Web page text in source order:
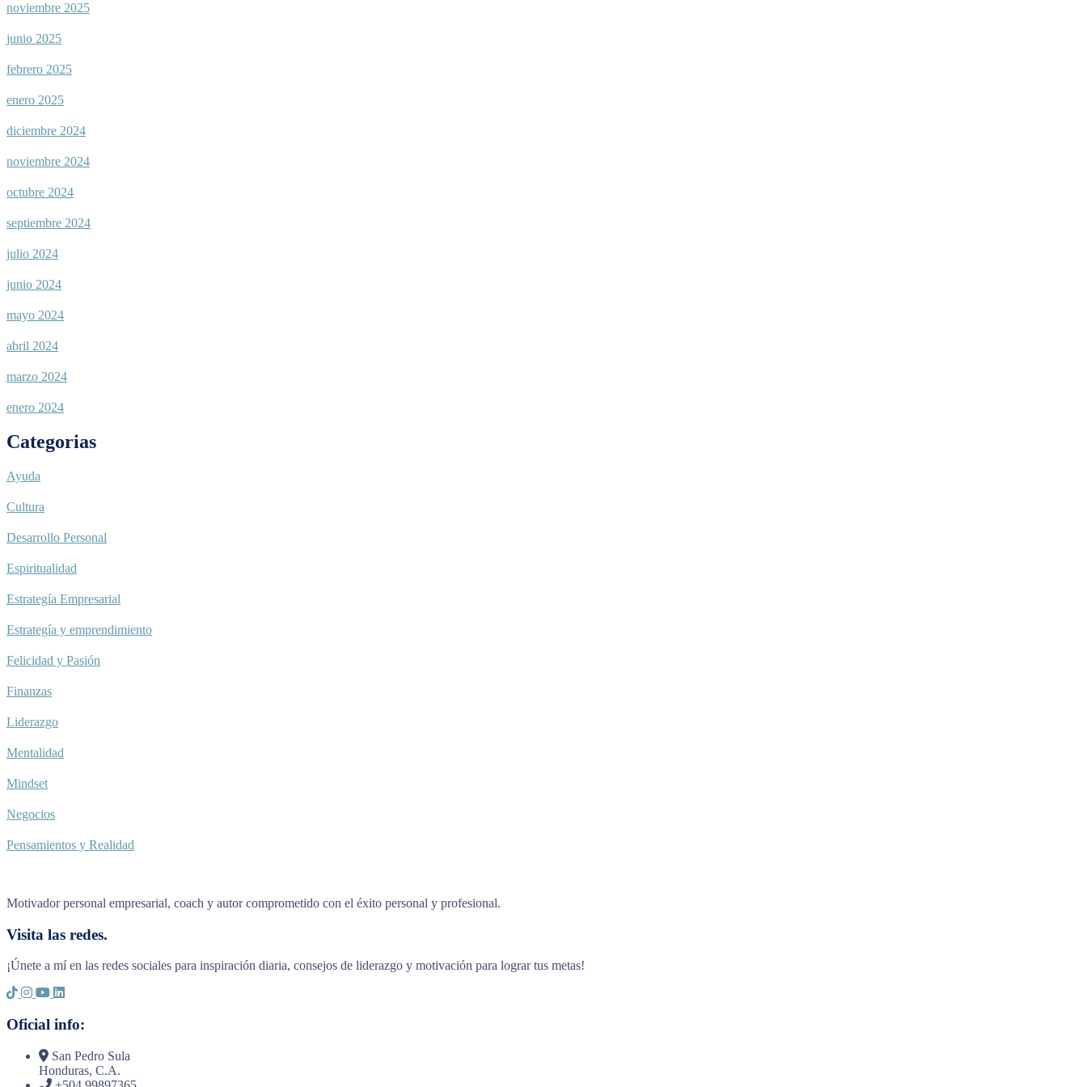
noviembre 2025
junio 2025
febrero 2025
enero 2025
diciembre 2024
noviembre 2024
octubre 2024
septiembre 2024
julio 2024
junio 2024
mayo 2024
abril 2024
marzo 2024
enero 2024
Categorias
Ayuda
Cultura
Desarrollo Personal
Espiritualidad
Estrategía Empresarial
Estrategía y emprendimiento
Felicidad y Pasión
Finanzas
Liderazgo
Mentalidad
Mindset
Negocios
Pensamientos y Realidad
Motivador personal empresarial, coach y autor comprometido con el éxito personal y profesional.
Visita las redes.
¡Únete a mí en las redes sociales para inspiración diaria, consejos de liderazgo y motivación para lograr tus metas!
Oficial info:
San Pedro Sula
Honduras, C.A.